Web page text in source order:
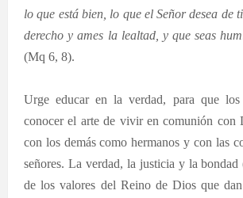
lo que está bien, lo que el Señor desea de
derecho y ames la lealtad, y que seas
(Mq 6, 8).
Urge educar en la verdad, para que los
conocer el arte de vivir en comunión con
con los demás como hermanos y con las
señores. La verdad, la justicia y la
de los valores del Reino de Dios que